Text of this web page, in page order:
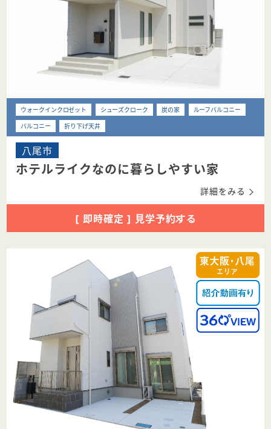
ウォークインクロゼット シューズクローク 炭の家
ルーフバルコニー
バルコニー
折り下げ天井
八尾市
ホテルライクなのに暮らしやすい家
詳細をみる
[ 即時確定 ] 見学予約する